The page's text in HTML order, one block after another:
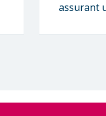
assurant